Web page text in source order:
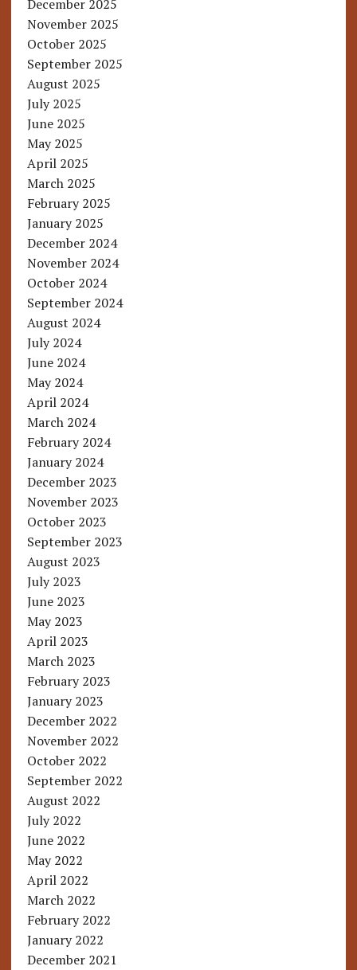
December 2025
November 2025
October 2025
September 2025
August 2025
July 2025
June 2025
May 2025
April 2025
March 2025
February 2025
January 2025
December 2024
November 2024
October 2024
September 2024
August 2024
July 2024
June 2024
May 2024
April 2024
March 2024
February 2024
January 2024
December 2023
November 2023
October 2023
September 2023
August 2023
July 2023
June 2023
May 2023
April 2023
March 2023
February 2023
January 2023
December 2022
November 2022
October 2022
September 2022
August 2022
July 2022
June 2022
May 2022
April 2022
March 2022
February 2022
January 2022
December 2021